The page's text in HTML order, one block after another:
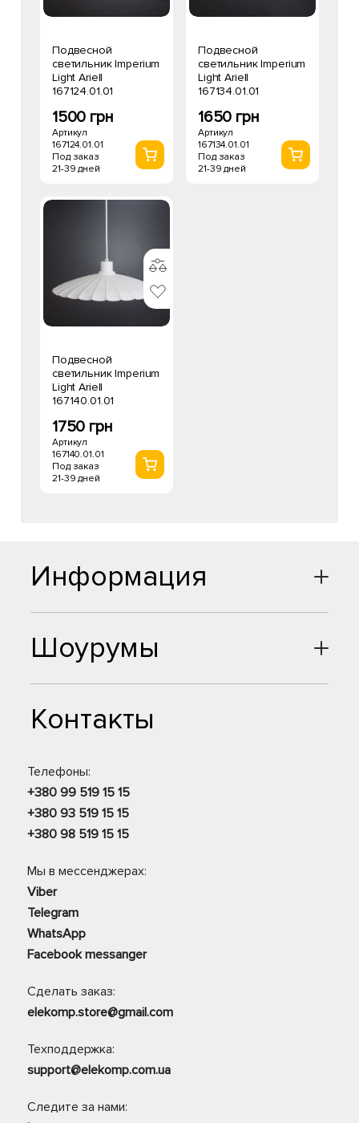
Подвесной
светильник Imperium
Light Ariell
167124.01.01
1500 грн
Артикул
167124.01.01
Под заказ
21-39 дней
Подвесной
светильник Imperium
Light Ariell
167134.01.01
1650 грн
Артикул
167134.01.01
Под заказ
21-39 дней
Подвесной
светильник Imperium
Light Ariell
167140.01.01
1750 грн
Артикул
167140.01.01
Под заказ
21-39 дней
Шоурумы
Контакты
Телефоны:
+380 99 519 15 15
+380 93 519 15 15
+380 98 519 15 15
Мы в мессенджерах:
Viber
Telegram
WhatsApp
Facebook messanger
Сделать заказ:
elekomp.store@gmail.com
Техподдержка:
support@elekomp.com.ua
Следите за нами:
Информация